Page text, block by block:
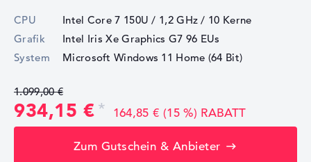
CPU Intel Core 7 150U / 1,2 GHz / 10 Kerne
Grafik
Intel Iris Xe Graphics G7 96 EUs
System
Microsoft Windows 11 Home (64 Bit)
1.099,00 €
934,15 € 164,85 € (15 %) RABATT
Zum Gutschein & Anbieter